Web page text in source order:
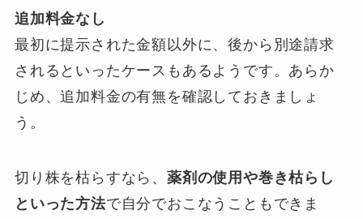
追加料金なし
最初に提示された金額以外に、後から別途請求
されるといったケースもあるようです。あらか
じめ、追加料金の有無を確認しておきましょ
う。
切り株を枯らすなら、 薬剤の使用や巻き枯らし
といった方法で自分でおこなうこともできま